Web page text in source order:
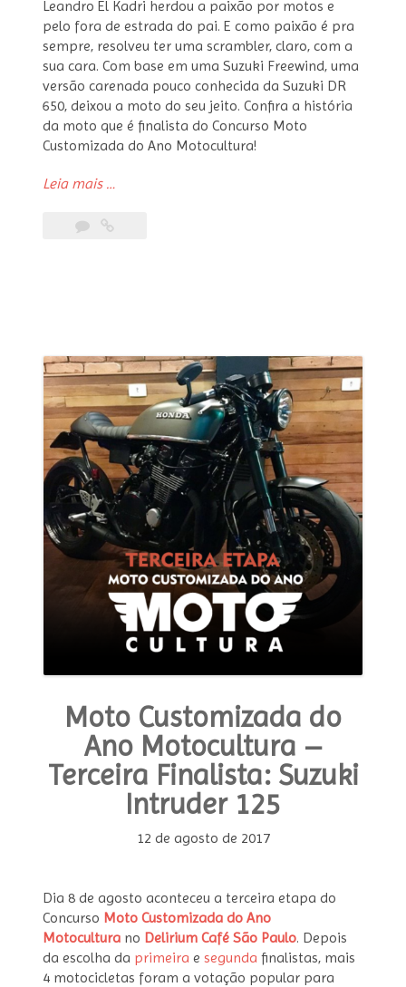
Leandro El Kadri herdou a paixão por motos e
pelo fora de estrada do pai. E como paixão é pra
sempre, resolveu ter uma scrambler, claro, com a
sua cara. Com base em uma Suzuki Freewind, uma
versão carenada pouco conhecida da Suzuki DR
650, deixou a moto do seu jeito. Confira a história
da moto que é finalista do Concurso Moto
Customizada do Ano Motocultura!
Leia mais
Scrambler”
…
Moto Customizada do
Ano Motocultura –
Terceira Finalista: Suzuki
Intruder 125
12 de agosto de 2017
Dia 8 de agosto aconteceu a terceira etapa do
Concurso Moto Customizada do Ano
Motocultura no Delirium Café São Paulo. Depois
da escolha da primeira e segunda finalistas, mais
4 motocicletas foram a votação popular para